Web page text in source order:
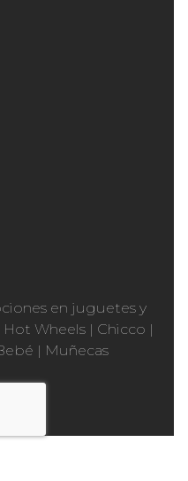
en juguetes y
Hot Wheels | Chicco |
| Muñecas